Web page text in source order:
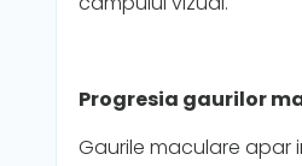
Progresia gaurilor
Gaurile maculare apar